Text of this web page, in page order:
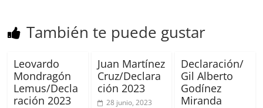
También te puede gustar
Leovardo
Mondragón
Lemus/Decla
ración 2023
Juan Martínez
Cruz/Declara
ción 2023
28 junio, 2023
Declaración/
Gil Alberto
Godínez
Miranda